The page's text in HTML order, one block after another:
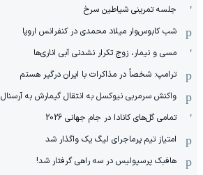
جلسه تمرینی شیاطین سرخ
شب کابوس‌وار میلاد محمدی در کنفرانس اروپا
مسی و نیمار، زوج تکرار نشدنی آبی اناری‌ها
ترامپ: شخصاً در مذاکرات با ایران درگیر هستم
واکنش سرمربی نیوکسل به انتقال گیمارش به آرسنال
تمامی گل‌های کانادا در جام جهانی 2026
امتیاز تیم پرماجرای لیگ یک واگذار شد
هافبک پرسپولیس در سه راهی گرفتار شد!